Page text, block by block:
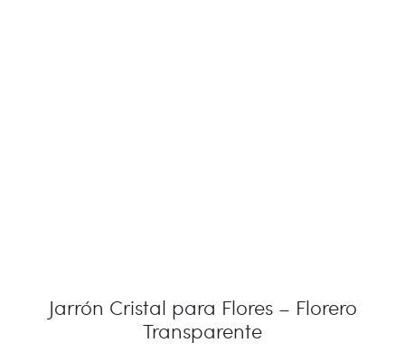
Jarrón Cristal para Flores – Florero
Transparente